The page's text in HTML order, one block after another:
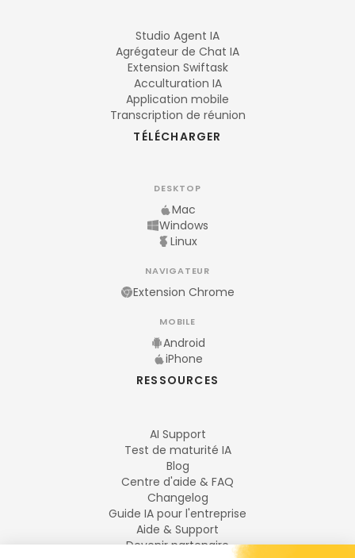
Studio Agent IA
Agrégateur de Chat IA
Extension Swiftask
Acculturation IA
Application mobile
Transcription de réunion
TÉLÉCHARGER
DESKTOP
Mac
Windows
Linux
NAVIGATEUR
Extension Chrome
MOBILE
Android
iPhone
RESSOURCES
AI Support
Test de maturité IA
Blog
Centre d'aide & FAQ
Changelog
Guide IA pour l'entreprise
Aide & Support
Devenir partenaire